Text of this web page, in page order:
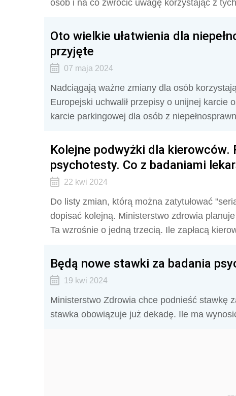
osób i na co zwrócić uwagę korzystając z
Oto wielkie ułatwienia dla
przyjęte
07 maja 2024
Nadciągają ważne zmiany dla osób
Europejski uchwalił przepisy o unijnej karcie
karcie parkingowej dla osób z
Kolejne podwyżki dla
psychotesty. Co z badaniami
22 kwi 2024
Do listy zmian, którą można zatytułować
dopisać kolejną. Ministerstwo zdrowia
Ta wzrośnie o jedną trzecią. Ile zapłacą
Będą nowe stawki za badania
19 kwi 2024
Ministerstwo Zdrowia chce podnieść stawkę
stawka obowiązuje już dekadę. Ile ma